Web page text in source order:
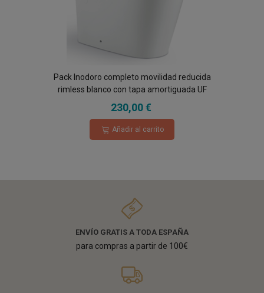
Pack Inodoro completo movilidad reducida
rimless blanco con tapa amortiguada UF
230,00 €
Añadir al carrito
ENVÍO GRATIS A TODA ESPAÑA
para compras a partir de 100€